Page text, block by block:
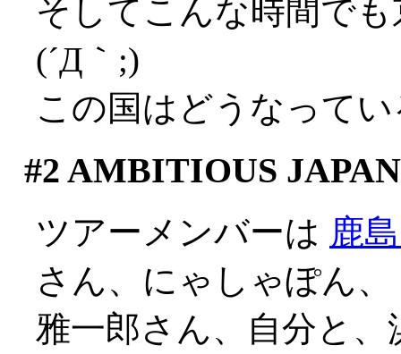
そしてこんな時間で
(´Д｀;)
この国はどうなって
#2 AMBITIOUS
ツアーメンバーは 鹿
さん、にゃしゃぽん、
雅一郎さん、自分と